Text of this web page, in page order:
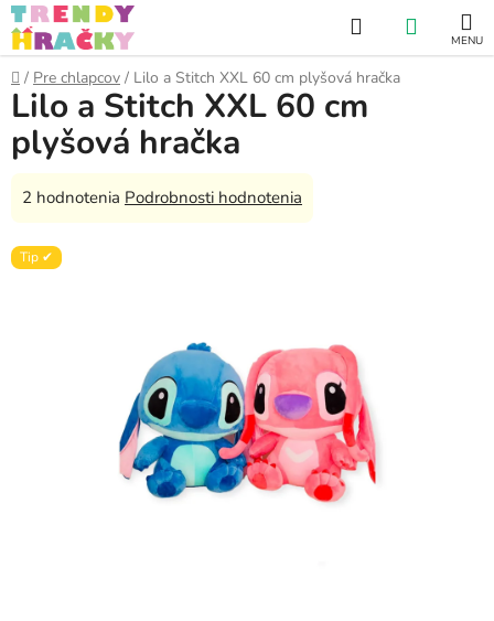
Prejsť
na
obsah
Hľadať
KOŠÍK
Domov
/ Pre chlapcov / Lilo a Stitch XXL 60 cm plyšová hračka
Lilo a Stitch XXL 60 cm
plyšová hračka
Priemerné
produktu
2 hodnotenia Podrobnosti hodnotenia
Tip ✔